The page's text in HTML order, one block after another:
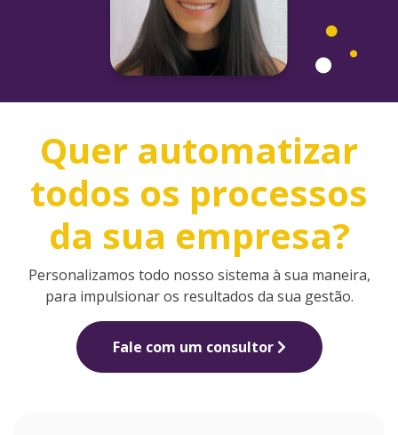
Quer automatizar
todos os processos
da sua empresa?
Personalizamos todo nosso sistema à sua maneira,
para impulsionar os resultados da sua gestão.
Fale com um consultor